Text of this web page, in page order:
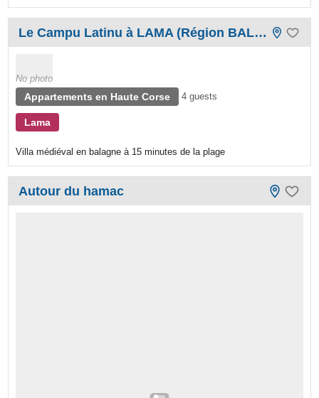
Le Campu Latinu à LAMA (Région BALAGNE)
No photo
Appartements en Haute Corse 4 guests
Lama
Villa médiéval en balagne à 15 minutes de la plage
Autour du hamac